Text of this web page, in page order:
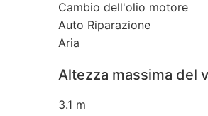
Cambio dell'olio motore
Auto Riparazione
Aria
Altezza massima del
3.1 m